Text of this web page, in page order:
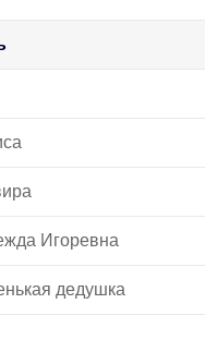
Игоревна
дедушка